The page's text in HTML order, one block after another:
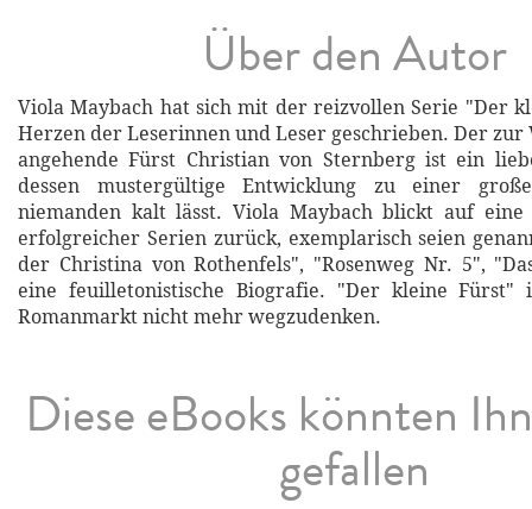
Über den Autor
Viola Maybach hat sich mit der reizvollen Serie "Der
Herzen der Leserinnen und Leser geschrieben. Der zur
angehende Fürst Christian von Sternberg ist ein
dessen mustergültige Entwicklung zu einer
niemanden kalt lässt. Viola Maybach blickt auf eine
erfolgreicher Serien zurück, exemplarisch seien
der Christina von Rothenfels", "Rosenweg Nr. 5",
eine feuilletonistische Biografie. "Der kleine Fürst"
Romanmarkt nicht mehr wegzudenken.
Diese eBooks könnten
gefallen